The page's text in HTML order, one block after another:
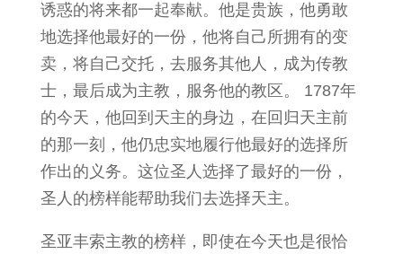
诱惑的将来都一起奉献。他是贵族，他勇敢
地选择他最好的一份，他将自己所拥有的变
卖，将自己交托，去服务其他人，成为传教
士，最后成为主教，服务他的教区。 1787年
的今天，他回到天主的身边，在回归天主前
的那一刻，他仍忠实地履行他最好的选择所
作出的义务。这位圣人选择了最好的一份，
圣人的榜样能帮助我们去选择天主。
圣亚丰索主教的榜样，即使在今天也是很恰